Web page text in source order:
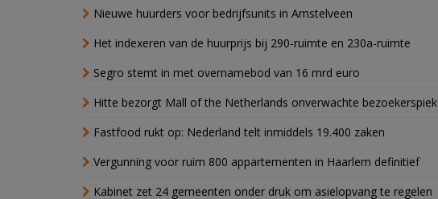
Nieuwe huurders voor bedrijfsunits in Amstelveen
Het indexeren van de huurprijs bij 290-ruimte en 230a-ruimte
Segro stemt in met overnamebod van 16 mrd euro
Hitte bezorgt Mall of the Netherlands onverwachte bezoekerspiek
Fastfood rukt op: Nederland telt inmiddels 19.400 zaken
Vergunning voor ruim 800 appartementen in Haarlem definitief
Kabinet zet 24 gemeenten onder druk om asielopvang te regelen